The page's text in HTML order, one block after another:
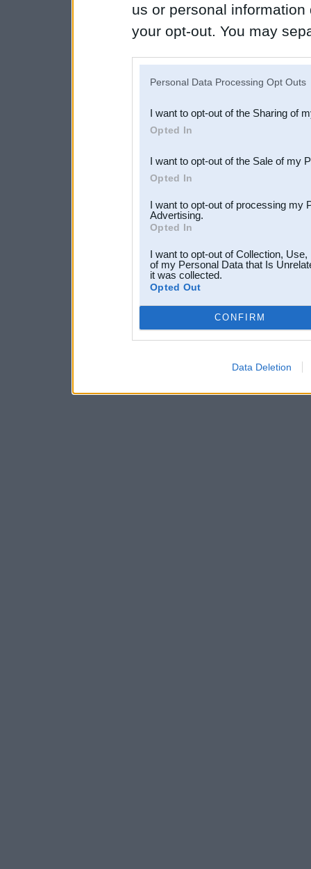
us or personal
your opt-out. You may
Downstream Participants
third parties.
Personal Data Processing Opt Outs
I want to opt-out of the Sharing of
Opted In
I want to opt-out of the Sale of my
Opted In
I want to opt-out of processing my
Advertising.
Opted In
I want to opt-out of Collection,
of my Personal Data that Is
it was collected.
Opted Out
CONFIRM
Data Deletion